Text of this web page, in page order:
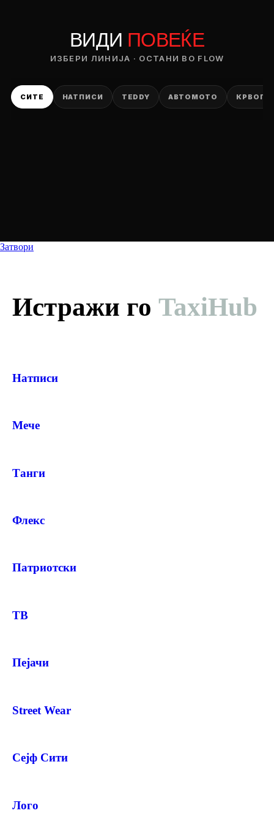
ВИДИ ПОВЕЌЕ
ИЗБЕРИ ЛИНИЈА · ОСТАНИ ВО FLOW
СИТЕ НАТПИСИ TEDDY АВТОМОТО
— ден
ПЛАТИ ПРИ ДОСТАВА ВО КЕШ
Затвори
Истражи го TaxiHub
Натписи
Мече
Танги
Флекс
Патриотски
ТВ
Пејачи
Street Wear
Сејф Сити
Лого